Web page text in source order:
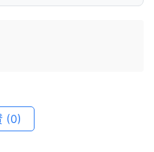
(0)